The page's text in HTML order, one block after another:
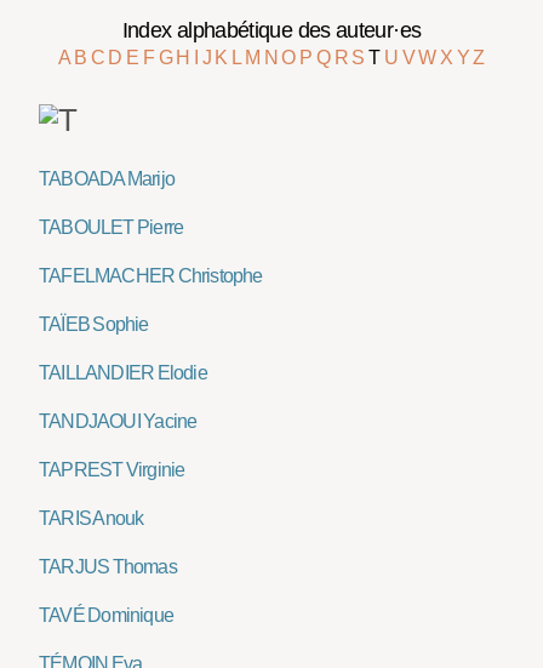
Index alphabétique des auteur·es
A B C D E F G H J K L M NO P Q R ST U VW X YZ
TABOADA Marijo
TABOULET Pierre
TAFELMACHER Christophe
TAÏEB Sophie
TAILLANDIER Elodie
TANDJAOUI Yacine
TAPREST Virginie
TARIS Anouk
TARJUS Thomas
TAVÉ Dominique